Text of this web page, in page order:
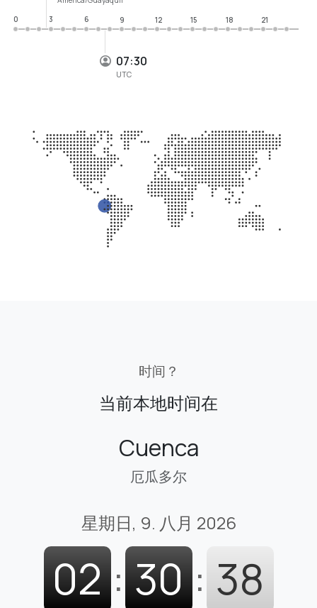
07:30
UTC
0
3 6 9 12 15 18 21
时间？
当前本地时间在
Cuenca
厄瓜多尔
星期日, 9. 八月 2026
02 : 30 : 39